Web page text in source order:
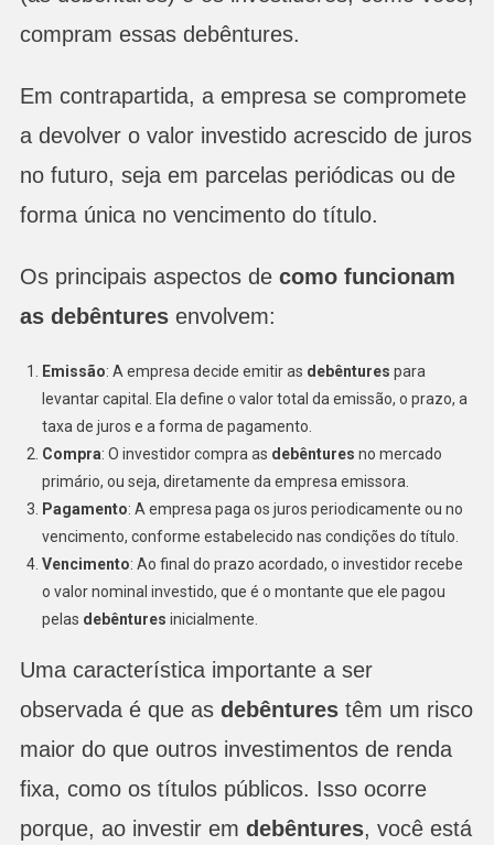
compram essas debêntures.
Em contrapartida, a empresa se compromete
a devolver o valor investido acrescido de juros
no futuro, seja em parcelas periódicas ou de
forma única no vencimento do título.
Os principais aspectos de como funcionam
as debênturesenvolvem:
Emissão: A empresa decide emitir as debêntures para
levantar capital. Ela define o valor total da emissão, o prazo, a
taxa de juros e a forma de pagamento.
Compra: O investidor compra as debêntures no mercado
primário, ou seja, diretamente da empresa emissora.
Pagamento: A empresa paga os juros periodicamente ou no
vencimento, conforme estabelecido nas condições do título.
Vencimento: Ao final do prazo acordado, o investidor recebe
o valor nominal investido, que é o montante que ele pagou
pelas debêntures inicialmente.
Uma característica importante a ser
observada é que as debênturestêm um risco
maior do que outros investimentos de renda
fixa, como os títulos públicos. Isso ocorre
porque, ao investir em debêntures, você está